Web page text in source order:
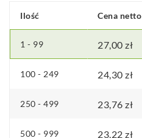
3
z
d
Ilość Cena netto
1 - 99 27,00 zł
100 - 249 24,30 zł
250 - 499 23,76 zł
500 - 999 23,22 zł